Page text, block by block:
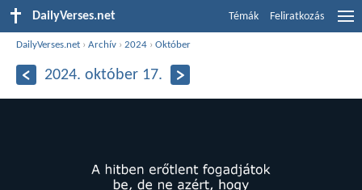
DailyVerses.net Témák Feliratkozás
DailyVerses.net ›Archív ›2024 ›Október
2024. október 17.